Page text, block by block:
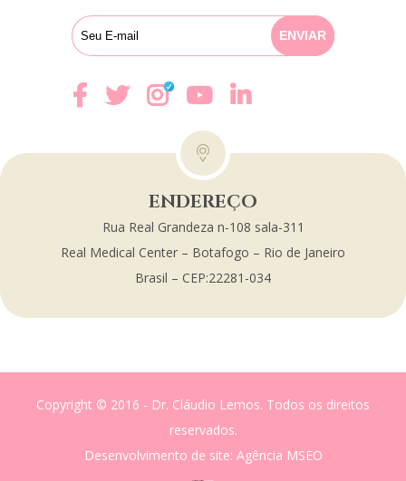
ENDEREÇO
Rua Real Grandeza n-108 sala-311
Real Medical Center – Botafogo – Rio de Janeiro
Brasil – CEP:22281-034
Copyright © 2016 - Dr. Cláudio Lemos. Todos os direitos
reservados.
Desenvolvimento de site: Agência MSEO